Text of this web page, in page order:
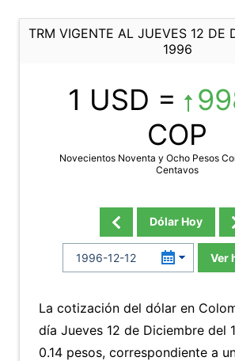
TRM VIGENTE AL JUEVES 12 DE
1996
1 USD =
COP
Novecientos Noventa y Ocho Pesos
Centavos
Dólar Hoy
Ver
La cotización del dólar en
día Jueves 12 de Diciembre del
0.14 pesos, correspondiente a